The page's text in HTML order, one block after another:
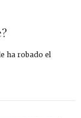
ha robado el